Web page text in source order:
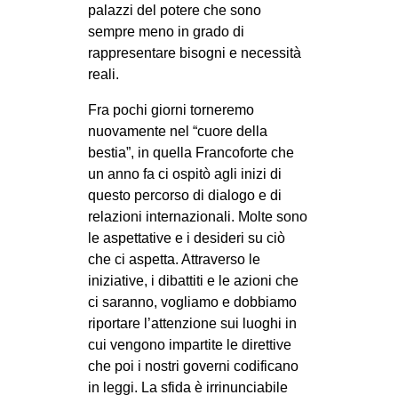
palazzi del potere che sono
sempre meno in grado di
rappresentare bisogni e necessità
reali.
Fra pochi giorni torneremo
nuovamente nel “cuore della
bestia”, in quella Francoforte che
un anno fa ci ospitò agli inizi di
questo percorso di dialogo e di
relazioni internazionali. Molte sono
le aspettative e i desideri su ciò
che ci aspetta. Attraverso le
iniziative, i dibattiti e le azioni che
ci saranno, vogliamo e dobbiamo
riportare l’attenzione sui luoghi in
cui vengono impartite le direttive
che poi i nostri governi codificano
in leggi. La sfida è irrinunciabile